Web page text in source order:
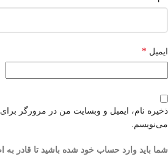
ایمیل *
ذخیره نام، ایمیل و وبسایت من در مرورگر
می‌نویسم.
شما باید وارد حساب خود شده باشید تا قادر